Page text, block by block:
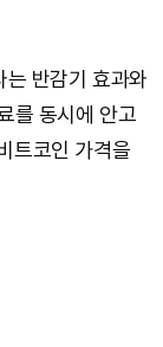
반감기 효과와
를 동시에 안고
트코인 가격을